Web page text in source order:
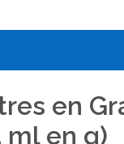
en
ml en g)